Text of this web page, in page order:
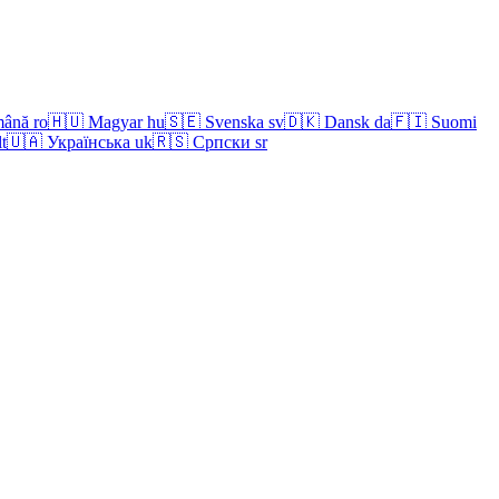
ro🇭🇺 Magyar hu🇸🇪 Svenska sv🇩🇰 Dansk da🇫🇮 Suomi
🇺🇦 Українська uk🇷🇸 Српски sr